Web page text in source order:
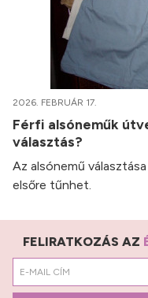
2026. FEBRUÁR 17.
Férfi alsóneműk
választás?
Az alsónemű
elsőre tűnhet.
FELIRATKOZÁS AZ